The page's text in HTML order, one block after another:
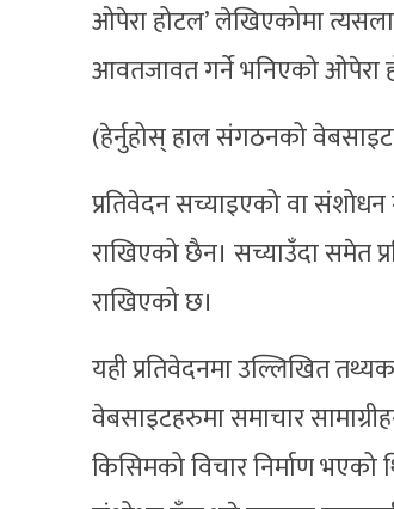
ओपेरा होटल’ लेखिएकोमा
आवतजावत गर्ने भनिएको ओपेरा
(हेर्नुहोस् हाल संगठनको
प्रतिवेदन सच्याइएको वा
राखिएको छैन। सच्याउँदा समेत
राखिएको छ।
यही प्रतिवेदनमा उल्लिखित
वेबसाइटहरुमा समाचार
किसिमको विचार निर्माण भएको